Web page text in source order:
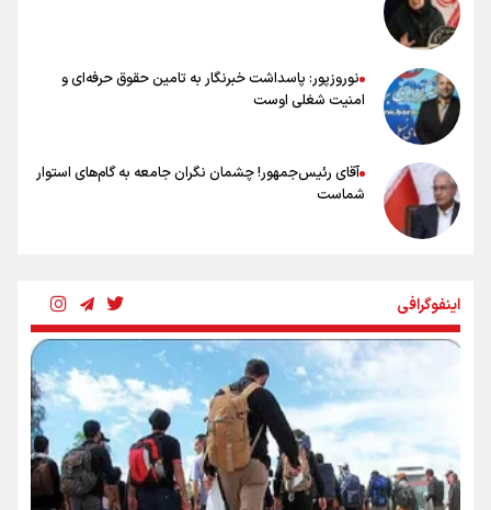
عالمی: جام جهانی از مرحله حذفی جان گرفت/ درباره شیوه بازی تیم ملی
نقد وجود دارد
نوروزپور: پاسداشت خبرنگار به تامین حقوق حرفه‌ای و
امنیت شغلی اوست
آقای رئیس‌جمهور! چشمان نگران جامعه به گام‌های استوار
شماست
بنزین؛ تدبیری برای حفظ امنیت انرژی
«هورامان»؛ میراثی که جهان را شیفته کرد
اینفوگرافی